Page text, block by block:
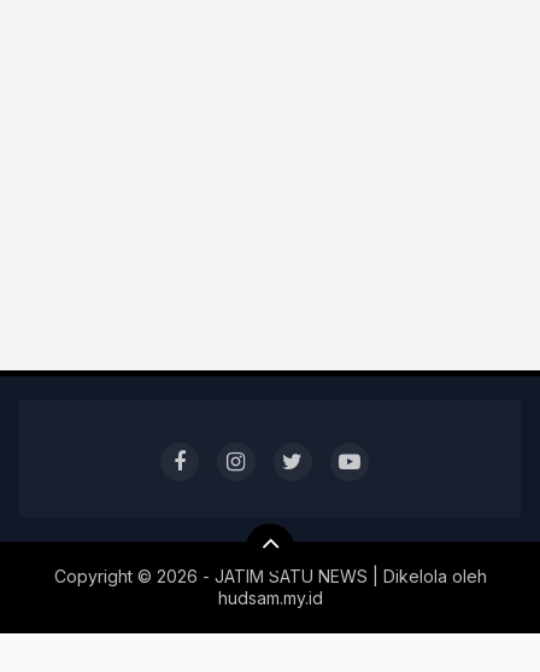
Copyright © 2026 - JATIM SATU NEWS | Dikelola oleh
hudsam.my.id